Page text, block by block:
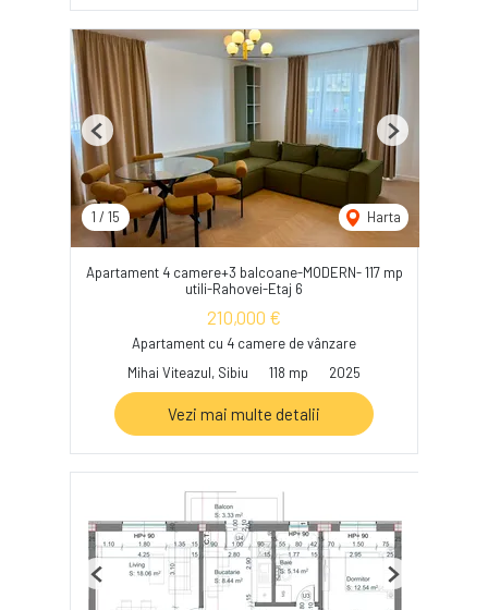
1 / 15 Harta
Previous Next
Apartament 4 camere+3 balcoane-MODERN- 117 mp
utili-Rahovei-Etaj 6
210,000 €
Apartament cu 4 camere de vânzare
Mihai Viteazul, Sibiu
118 mp 2025
Vezi mai multe detalii
Previous Next